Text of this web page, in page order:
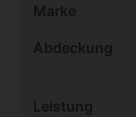
Marke
Abdeckung
Leistung